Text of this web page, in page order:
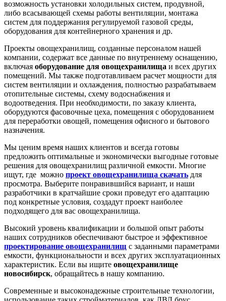
возможность установки холодильных систем, продувной,
либо всасывающей схемы работы вентиляции, монтажа
систем для поддержания регулируемой газовой среды,
оборудования для контейнерного хранения и др.
Проекты овощехранилищ, созданные персоналом нашей
компании, содержат все данные по внутреннему оснащению,
включая оборудование для овощехранилища и всех других
помещений. Мы также подготавливаем расчет мощности для
систем вентиляции и охлаждения, полностью разрабатываем
отопительные системы, схему водоснабжения и
водоотведения. При необходимости, по заказу клиента,
оборудуются фасовочные цеха, помещения с оборудованием
для переработки овощей, помещения офисного и бытового
назначения.
Мы ценим время наших клиентов и всегда готовы
предложить оптимальные и экономически выгодные готовые
решения для овощехранилищ различной емкости. Многие
ищут, где можно проект овощехранилища скачать для
просмотра. Выберите понравившийся вариант, и наши
разработчики в кратчайшие сроки проведут его адаптацию
под конкретные условия, создадут проект наиболее
подходящего для вас овощехранилища.
Высокий уровень квалификации и большой опыт работы
наших сотрудников обеспечивают быстрое и эффективное
проектирование овощехранилищ с заданными параметрами
емкости, функциональности и всех других эксплуатационных
характеристик. Если вы ищите овощехранилище
новосибирск, обращайтесь в нашу компанию.
Современные и высоконадежные строительные технологии,